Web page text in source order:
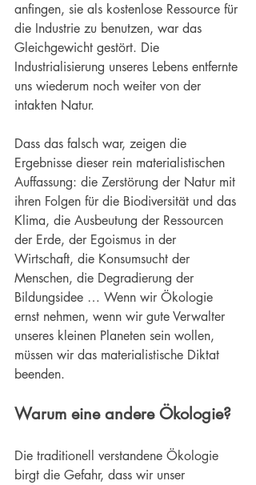
anfingen, sie als kostenlose Ressource für
die Industrie zu benutzen, war das
Gleichgewicht gestört. Die
Industrialisierung unseres Lebens entfernte
uns wiederum noch weiter von der
intakten Natur.
Dass das falsch war, zeigen die
Ergebnisse dieser rein materialistischen
Auffassung: die Zerstörung der Natur mit
ihren Folgen für die Biodiversität und das
Klima, die Ausbeutung der Ressourcen
der Erde, der Egoismus in der
Wirtschaft, die Konsumsucht der
Menschen, die Degradierung der
Bildungsidee … Wenn wir Ökologie
ernst nehmen, wenn wir gute Verwalter
unseres kleinen Planeten sein wollen,
müssen wir das materialistische Diktat
beenden.
Warum eine andere Ökologie?
Die traditionell verstandene Ökologie
birgt die Gefahr, dass wir unser